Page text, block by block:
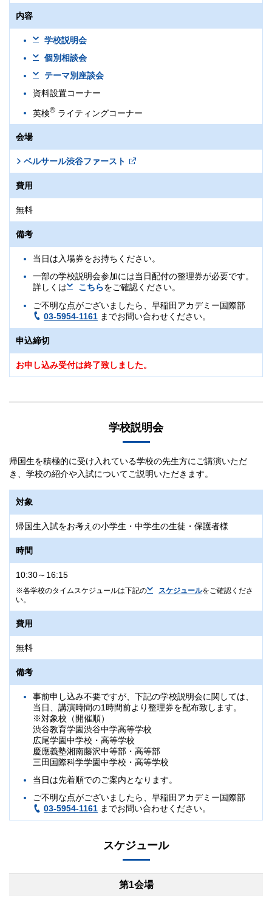
内容
学校説明会
個別相談会
テーマ別座談会
資料設置コーナー
英検® ライティングコーナー
会場
ベルサール渋谷ファースト
費用
無料
備考
当日は入場券をお持ちください。
一部の学校説明会参加には当日配付の整理券が必要です。
詳しくは
こちらをご確認ください。
ご不明な点がございましたら、早稲田アカデミー国際部
03-5954-1161 までお問い合わせください。
申込締切
お申し込み受付は終了致しました。
学校説明会
帰国生を積極的に受け入れている学校の先生方にご講演いただ
き、学校の紹介や入試についてご説明いただきます。
対象
帰国生入試をお考えの小学生・中学生の生徒・保護者様
時間
10:30～16:15
各学校のタイムスケジュールは下記の スケジュールをご確認くださ
い。
費用
無料
備考
事前申し込み不要ですが、下記の学校説明会に関しては、
当日、講演時間の1時間前より整理券を配布致します。
※対象校（開催順）
渋谷教育学園渋谷中学高等学校
広尾学園中学校・高等学校
慶應義塾湘南藤沢中等部・高等部
三田国際科学学園中学校・高等学校
当日は先着順でのご案内となります。
ご不明な点がございましたら、早稲田アカデミー国際部
03-5954-1161 までお問い合わせください。
スケジュール
第1会場